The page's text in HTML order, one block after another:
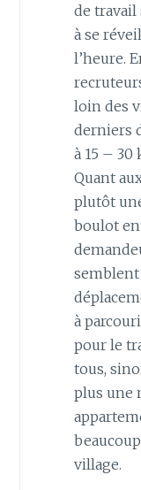
de travail
à se
l’heure.
loin des
derniers
à 15 – 30
Quant
plutôt
boulot
à
pour le
tous,
plus une
village.